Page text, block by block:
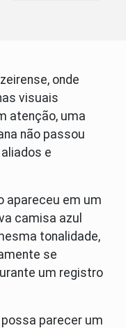
onde
visuais
atenção, uma
não passou
e
apareceu em um
camisa azul
tonalidade,
se
um registro
parecer um